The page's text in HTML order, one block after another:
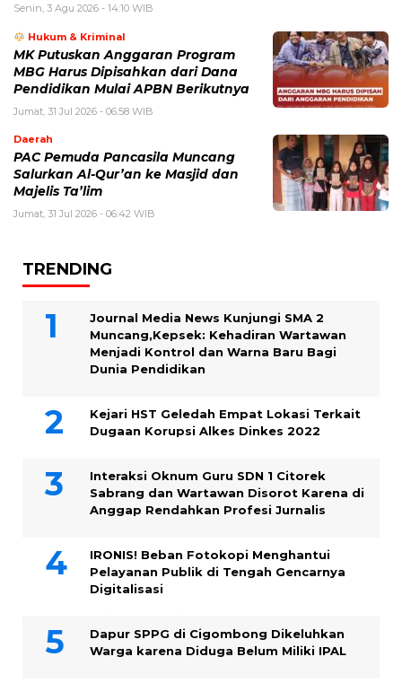
Senin, 3 Agu 2026 - 14:10 WIB
Hukum & Kriminal
MK Putuskan Anggaran Program
MBG Harus Dipisahkan dari Dana
Pendidikan Mulai APBN Berikutnya
Jumat, 31 Jul 2026 - 06:58 WIB
Daerah
PAC Pemuda Pancasila Muncang
Salurkan Al-Qur’an ke Masjid dan
Majelis Ta’lim
Jumat, 31 Jul 2026 - 06:42 WIB
TRENDING
Journal Media News Kunjungi SMA 2
Muncang,Kepsek: Kehadiran Wartawan
Menjadi Kontrol dan Warna Baru Bagi
Dunia Pendidikan
Kejari HST Geledah Empat Lokasi Terkait
Dugaan Korupsi Alkes Dinkes 2022
Interaksi Oknum Guru SDN 1 Citorek
Sabrang dan Wartawan Disorot Karena di
Anggap Rendahkan Profesi Jurnalis
IRONIS! Beban Fotokopi Menghantui
Pelayanan Publik di Tengah Gencarnya
Digitalisasi
Dapur SPPG di Cigombong Dikeluhkan
Warga karena Diduga Belum Miliki IPAL